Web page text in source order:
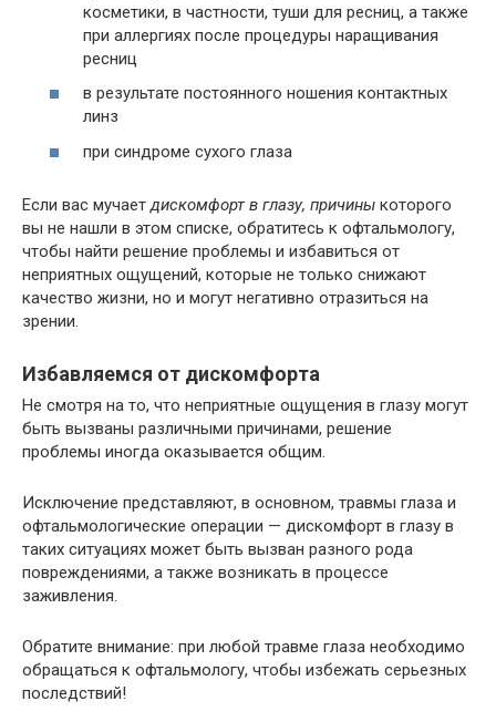
косметики, в частности, туши для ресниц, а также
при аллергиях после процедуры наращивания
ресниц
в результате постоянного ношения контактных
линз
при синдроме сухого глаза
Если вас мучаетдискомфорт в глазу, причины которого
вы не нашли в этом списке, обратитесь к офтальмологу,
чтобы найти решение проблемы и избавиться от
неприятных ощущений, которые не только снижают
качество жизни, но и могут негативно отразиться на
зрении.
Избавляемся от дискомфорта
Не смотря на то, что неприятные ощущения в глазу могут
быть вызваны различными причинами, решение
проблемы иногда оказывается общим.
Исключение представляют, в основном, травмы глаза и
офтальмологические операции — дискомфорт в глазу в
таких ситуациях может быть вызван разного рода
повреждениями, а также возникать в процессе
заживления.
Обратите внимание: при любой травме глаза необходимо
обращаться к офтальмологу, чтобы избежать серьезных
последствий!